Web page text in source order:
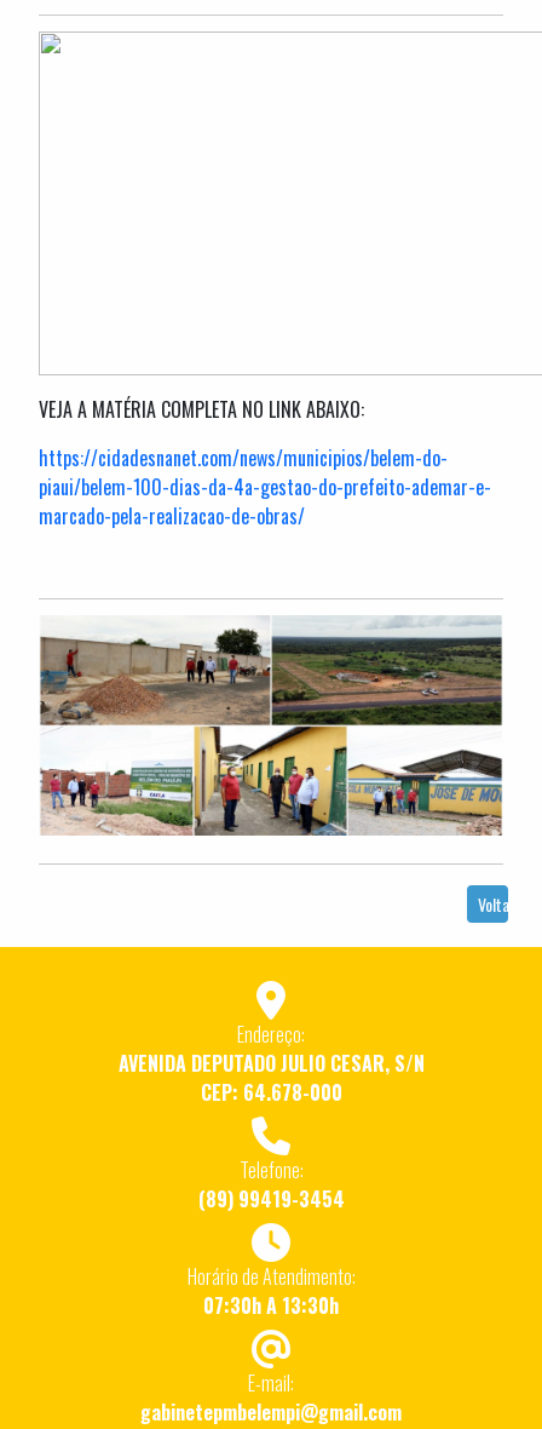
VEJA A MATÉRIA COMPLETA NO LINK ABAIXO:
https://cidadesnanet.com/news/municipios/belem-do-
piaui/belem-100-dias-da-4a-gestao-do-prefeito-ademar-e-
marcado-pela-realizacao-de-obras/
Voltar
Endereço:
AVENIDA DEPUTADO JULIO CESAR, S/N
CEP: 64.678-000
Telefone:
(89) 99419-3454
Horário de Atendimento:
07:30h A 13:30h
E-mail:
gabinetepmbelempi@gmail.com